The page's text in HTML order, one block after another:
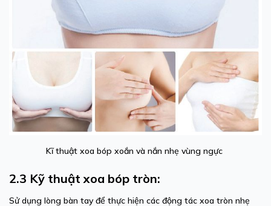
Kĩ thuật xoa bóp xoắn và nắn nhẹ vùng ngực
2.3 Kỹ thuật xoa bóp tròn:
Sử dụng lòng bàn tay để thực hiện các động tác xoa tròn nhẹ